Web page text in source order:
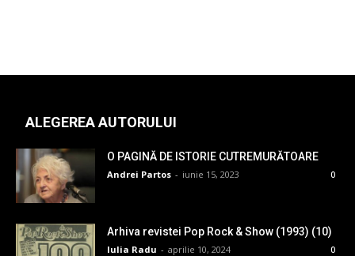
ALEGEREA AUTORULUI
O PAGINĂ DE ISTORIE CUTREMURĂTOARE
Andrei Partos - iunie 15, 2023 0
Arhiva revistei Pop Rock & Show (1993) (10)
Iulia Radu - aprilie 10, 2024 0